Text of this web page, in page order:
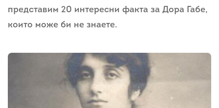
представим 20 интересни факта за Дора Габе,
които може би не знаете.